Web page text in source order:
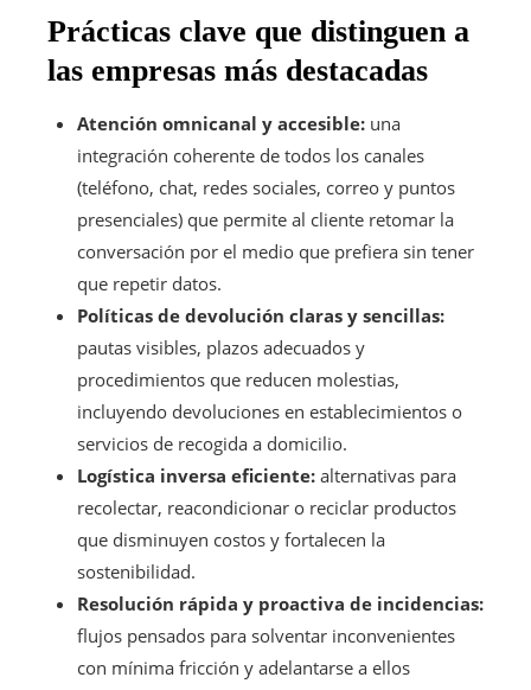
Prácticas clave que distinguen a
las empresas más destacadas
Atención omnicanal y accesible: una
integración coherente de todos los canales
(teléfono, chat, redes sociales, correo y puntos
presenciales) que permite al cliente retomar la
conversación por el medio que prefiera sin tener
que repetir datos.
Políticas de devolución claras y sencillas:
pautas visibles, plazos adecuados y
procedimientos que reducen molestias,
incluyendo devoluciones en establecimientos o
servicios de recogida a domicilio.
Logística inversa eficiente: alternativas para
recolectar, reacondicionar o reciclar productos
que disminuyen costos y fortalecen la
sostenibilidad.
Resolución rápida y proactiva de incidencias:
flujos pensados para solventar inconvenientes
con mínima fricción y adelantarse a ellos